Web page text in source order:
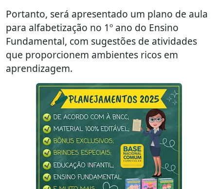
Portanto, será apresentado um plano de aula
para alfabetização no 1º ano do Ensino
Fundamental, com sugestões de atividades
que proporcionem ambientes ricos em
aprendizagem.